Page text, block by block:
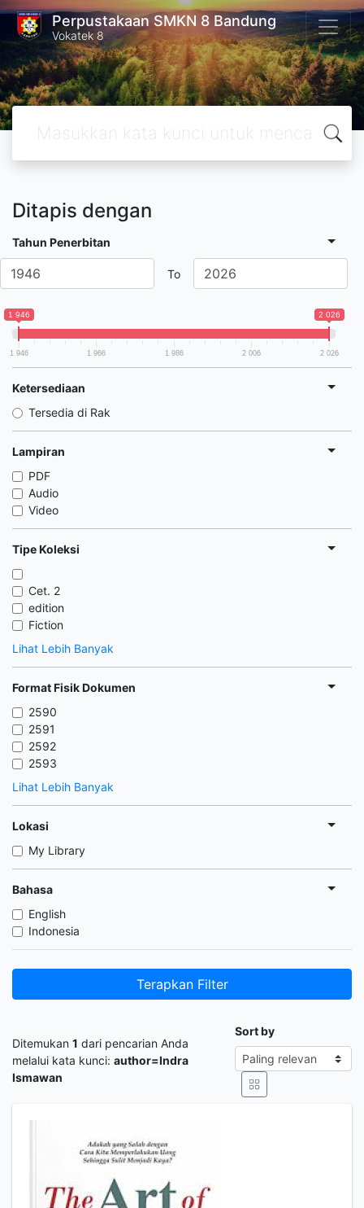
Perpustakaan SMKN 8 Bandung
Vokatek 8
Ditapis dengan
Tahun Penerbitan
To
1 946 2 026
1 946 1 966 1 986 2 006 2 026
Ketersediaan
Tersedia di Rak
Lampiran
PDF
Audio
Video
Tipe Koleksi
Cet. 2
edition
Fiction
Lihat Lebih Banyak
Format Fisik Dokumen
2590
2591
2592
2593
Lihat Lebih Banyak
Lokasi
My Library
Bahasa
English
Indonesia
Terapkan Filter
Ditemukan 1 dari pencarian Anda
melalui kata kunci: author=Indra
Ismawan
Sort by